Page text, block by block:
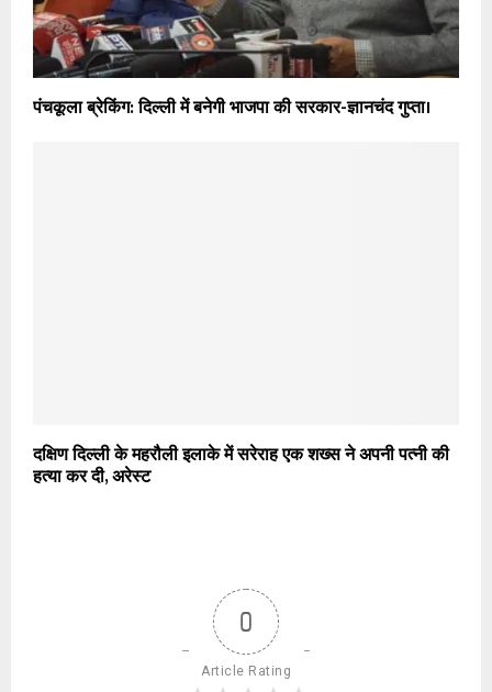
पंचकूला ब्रेकिंग: दिल्ली में बनेगी भाजपा की सरकार-ज्ञानचंद गुप्ता।
दक्षिण दिल्ली के महरौली इलाके में सरेराह एक शख्स ने अपनी पत्नी की
हत्या कर दी, अरेस्ट
0
Article Rating